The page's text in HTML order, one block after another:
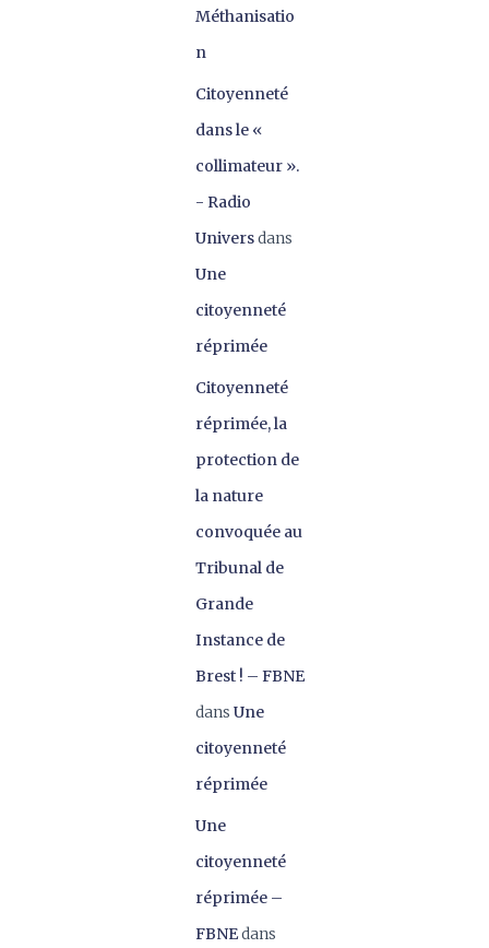
Méthanisatio
n
Citoyenneté
dans le «
collimateur ».
- Radio
Universdans
Une
citoyenneté
réprimée
Citoyenneté
réprimée, la
protection de
la nature
convoquée au
Tribunal de
Grande
Instance de
Brest ! – FBNE
dans Une
citoyenneté
réprimée
Une
citoyenneté
réprimée –
FBNEdans